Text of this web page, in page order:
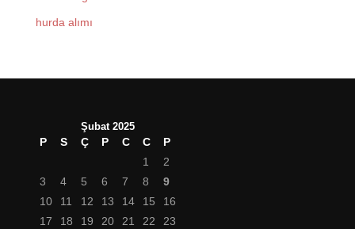
hurda alımı
Şubat 2025
P S Ç P C C
P
1
2
3
4 5 6 7 8
9
10
11 12 13 14 15
16
17
18 19 20 21 22
23